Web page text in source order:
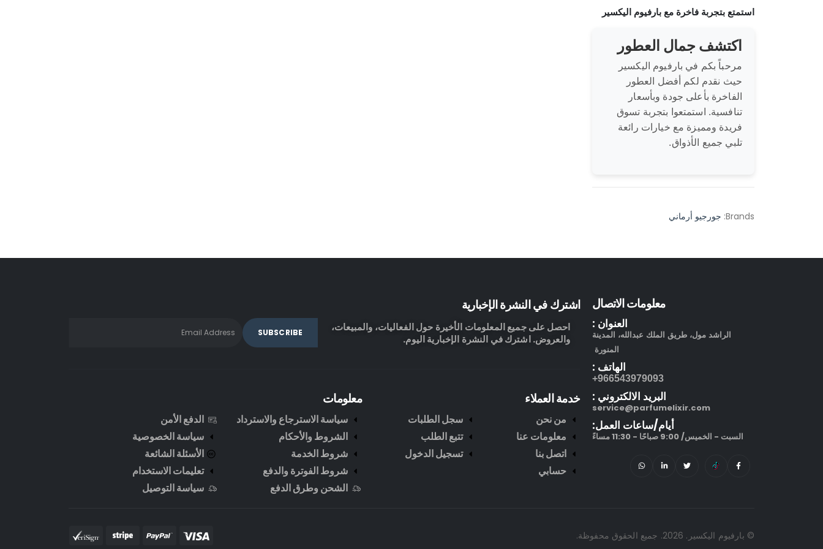
استمتع بتجربة فاخرة مع بارفيوم اليكسير
اكتشف جمال العطور
مرحباً بكم في بارفيوم اليكسير
حيث نقدم لكم أفضل العطور
الفاخرة بأعلى جودة وبأسعار
تنافسية. استمتعوا بتجربة تسوق
فريدة ومميزة مع خيارات رائعة
تلبي جميع الأذواق.
Brands: جورجيو أرماني
معلومات الاتصال
العنوان :
الراشد مول، طريق الملك عبدالله، المدينة
المنورة
الهاتف :
966543979093+
البريد الالكتروني :
service@parfumelixir.com
أيام/ساعات العمل:
السبت - الخميس/ 9:00 صباحًا - 11:30 مساءً
اشترك في النشرة الإخبارية
احصل على جميع المعلومات الأخيرة حول الفعاليات، والمبيعات،
والعروض. اشترك في النشرة الإخبارية اليوم.
خدمة العملاء
من نحن
معلومات عنا
اتصل بنا
حسابي
سجل الطلبات
تتبع الطلب
تسجيل الدخول
معلومات
سياسة الاسترجاع والاسترداد
الشروط والأحكام
شروط الخدمة
شروط الفوترة والدفع
الشحن وطرق الدفع
الدفع الأمن
سياسة الخصوصية
الأسئلة الشائعة
تعليمات الاستخدام
سياسة التوصيل
© بارفيوم اليكسير. 2026. جميع الحقوق محفوظة.